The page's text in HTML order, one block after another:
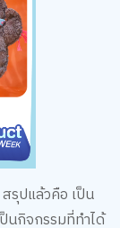
รุปแล้วคือ เป็น
นกิจกรรมที่ทำได้